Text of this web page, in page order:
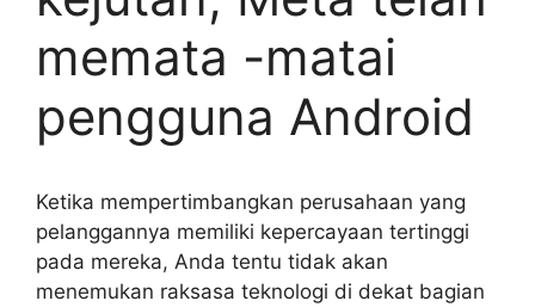
memata -matai
pengguna Android
Ketika mempertimbangkan perusahaan yang
pelanggannya memiliki kepercayaan tertinggi
pada mereka, Anda tentu tidak akan
menemukan raksasa teknologi di dekat bagian